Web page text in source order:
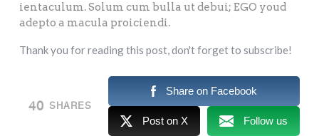
ientaculum. Solum cum bulla ut debui; EGO youd
adepto a macula proiciendi.
Thank you for reading this post, don't forget to subscribe!
40 SHARES
Share on Facebook
Post on X Follow us